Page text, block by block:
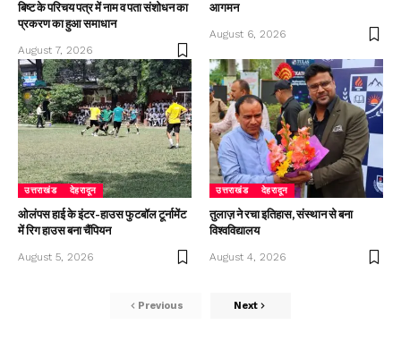
बिष्ट के परिचय पत्र में नाम व पता संशोधन का
प्रकरण का हुआ समाधान
August 7, 2026
आगमन
August 6, 2026
उत्तराखंड देहरादून
ओलंपस हाई के इंटर-हाउस फुटबॉल टूर्नामेंट
में रिग हाउस बना चैंपियन
August 5, 2026
उत्तराखंड देहरादून
तुलाज़ ने रचा इतिहास, संस्थान से बना
विश्वविद्यालय
August 4, 2026
Previous Next